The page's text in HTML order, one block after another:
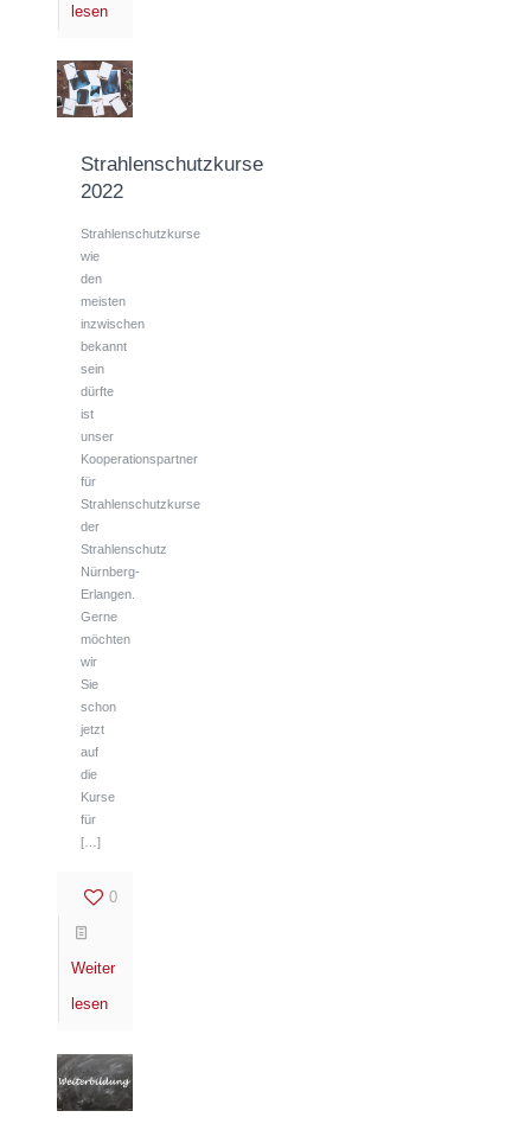
lesen
Strahlenschutzkurse
2022
Strahlenschutzkurse
wie
den
meisten
inzwischen
bekannt
sein
dürfte
ist
unser
Kooperationspartner
für
Strahlenschutzkurse
der
Strahlenschutz
Nürnberg-
Erlangen.
Gerne
möchten
wir
Sie
schon
jetzt
auf
die
Kurse
für
[…]
0
Weiter
lesen